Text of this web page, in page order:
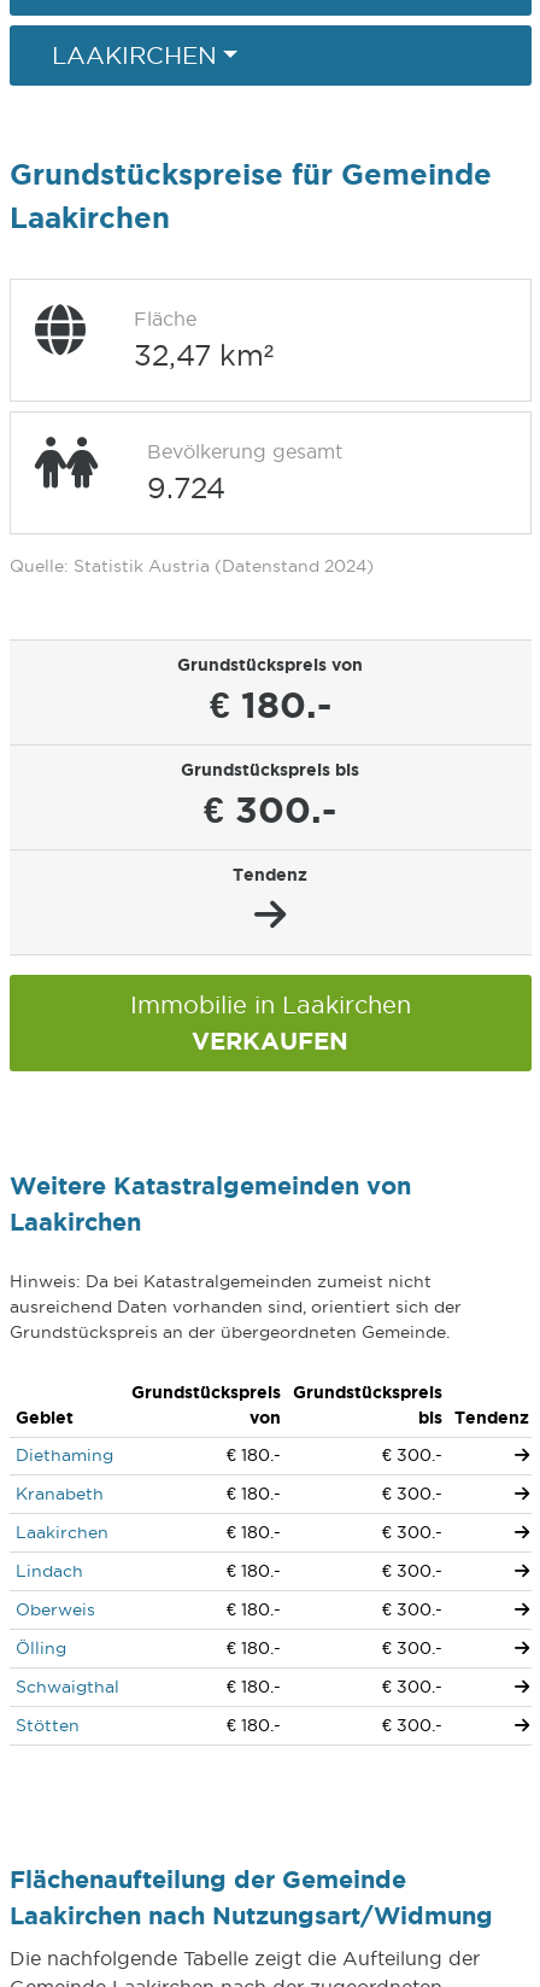
LAAKIRCHEN
Grundstückspreise für Gemeinde
Laakirchen
Fläche
32,47 km²
Bevölkerung gesamt
9.724
Quelle: Statistik Austria (Datenstand 2024)
Grundstückspreis von
€ 180.-
Grundstückspreis bis
€ 300.-
Tendenz
Immobilie in Laakirchen
VERKAUFEN
Weitere Katastralgemeinden von
Laakirchen
Hinweis: Da bei Katastralgemeinden zumeist nicht
ausreichend Daten vorhanden sind, orientiert sich der
Grundstückspreis an der übergeordneten Gemeinde.
Gebiet
Grundstückspreis
von
Grundstückspreis
bis
Tendenz
Diethaming
€ 180.-
€ 300.-
Kranabeth
€ 180.-
€ 300.-
Laakirchen
€ 180.-
€ 300.-
Lindach
€ 180.-
€ 300.-
Oberweis
€ 180.-
€ 300.-
Ölling
€ 180.-
€ 300.-
Schwaigthal
€ 180.-
€ 300.-
Stötten
€ 180.- € 300.-
Flächenaufteilung der Gemeinde
Laakirchen nach Nutzungsart/Widmung
Die nachfolgende Tabelle zeigt die Aufteilung der